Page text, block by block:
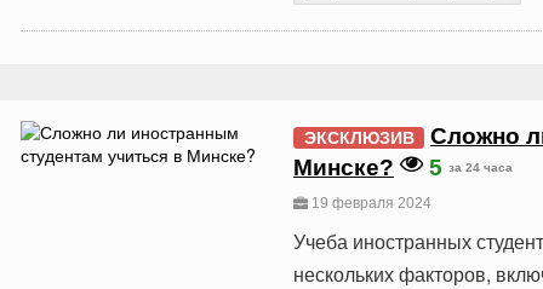
ЭКСКЛЮЗИВ
Сложно
Минске?
5 за 24 часа
19 февраля 2024
Учеба иностранных
нескольких факторов,